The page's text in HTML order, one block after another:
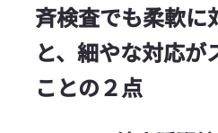
斉検査でも柔軟に
と、細やな対応が
ことの２点